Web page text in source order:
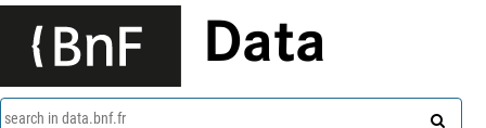
Data
search in data.bnf.fr